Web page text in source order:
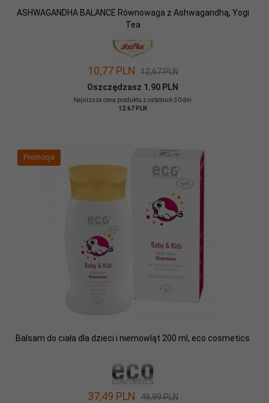
ASHWAGANDHA BALANCE Równowaga z Ashwagandhą, Yogi
Tea
10,77 PLN 12,67 PLN
Oszczędzasz 1.90 PLN
Najniższa cena produktu z ostatnich 30 dni:
12.67 PLN
Promocja
Balsam do ciała dla dzieci i niemowląt 200 ml, eco cosmetics
37,49 PLN 49,99 PLN